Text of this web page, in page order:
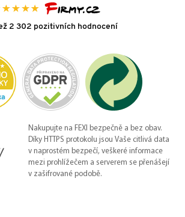
2 302 pozitivních hodnocení
Nakupujte na FEXI bezpečně a bez obav.
Díky HTTPS protokolu jsou Vaše citlivá data
v naprostém bezpečí, veškeré informace
mezi prohlížečem a serverem se přenášejí
v zašifrované podobě.